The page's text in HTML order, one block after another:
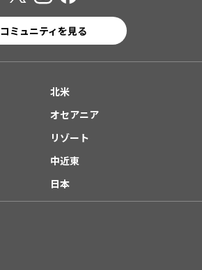
コミュニティを見る
北米
オセアニア
リゾート
中近東
日本